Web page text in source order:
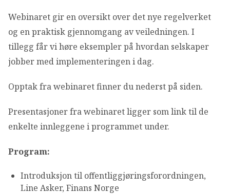
Webinaret gir en oversikt over det nye regelverket
og en praktisk gjennomgang av veiledningen. I
tillegg får vi høre eksempler på hvordan selskaper
jobber med implementeringen i dag.
Opptak fra webinaret finner du nederst på siden.
Presentasjoner fra webinaret ligger som link til de
enkelte innleggene i programmet under.
Program:
Introduksjon til offentliggjøringsforordningen,
Line Asker, Finans Norge